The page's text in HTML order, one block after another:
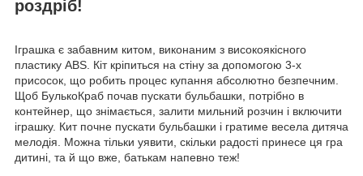
роздріб!
Іграшка є забавним китом, виконаним з високоякісного
пластику АBS. Кіт кріпиться на стіну за допомогою 3-х
присосок, що робить процес купання абсолютно безпечним.
Щоб БулькоКраб почав пускати бульбашки, потрібно в
контейнер, що знімається, залити мильний розчин і включити
іграшку. Кит почне пускати бульбашки і гратиме весела дитяча
мелодія. Можна тільки уявити, скільки радості принесе ця гра
дитині, та й що вже, батькам напевно теж!